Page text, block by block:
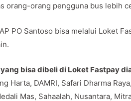
orang-orang pengguna bus lebih
PO Santoso bisa melalui Loket
bisa dibeli di Loket Fastpay
Harta, DAMRI, Safari Dharma
Mas, Sahaalah, Nusantara,